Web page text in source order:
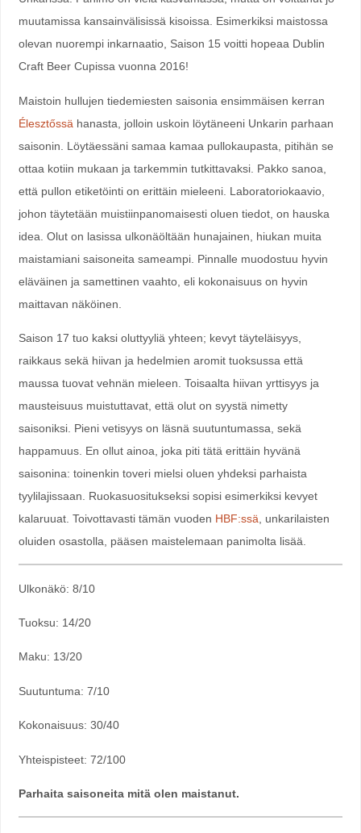
muutamissa kansainvälisissä kisoissa. Esimerkiksi maistossa
olevan nuorempi inkarnaatio, Saison 15 voitti hopeaa Dublin
Craft Beer Cupissa vuonna 2016!
Maistoin hullujen tiedemiesten saisonia ensimmäisen kerran
Élesztőssä hanasta, jolloin uskoin löytäneeni Unkarin parhaan
saisonin. Löytäessäni samaa kamaa pullokaupasta, pitihän se
ottaa kotiin mukaan ja tarkemmin tutkittavaksi. Pakko sanoa,
että pullon etiketöinti on erittäin mieleeni. Laboratoriokaavio,
johon täytetään muistiinpanomaisesti oluen tiedot, on hauska
idea. Olut on lasissa ulkonäöltään hunajainen, hiukan muita
maistamiani saisoneita sameampi. Pinnalle muodostuu hyvin
eläväinen ja samettinen vaahto, eli kokonaisuus on hyvin
maittavan näköinen.
Saison 17 tuo kaksi oluttyyliä yhteen; kevyt täyteläisyys,
raikkaus sekä hiivan ja hedelmien aromit tuoksussa että
maussa tuovat vehnän mieleen. Toisaalta hiivan yrttisyys ja
mausteisuus muistuttavat, että olut on syystä nimetty
saisoniksi. Pieni vetisyys on läsnä suutuntumassa, sekä
happamuus. En ollut ainoa, joka piti tätä erittäin hyvänä
saisonina: toinenkin toveri mielsi oluen yhdeksi parhaista
tyylilajissaan. Ruokasuositukseksi sopisi esimerkiksi kevyet
kalaruuat. Toivottavasti tämän vuoden HBF:ssä , unkarilaisten
oluiden osastolla, pääsen maistelemaan panimolta lisää.
Ulkonäkö: 8/10
Tuoksu: 14/20
Maku: 13/20
Suutuntuma: 7/10
Kokonaisuus: 30/40
Yhteispisteet: 72/100
Parhaita saisoneita mitä olen maistanut.